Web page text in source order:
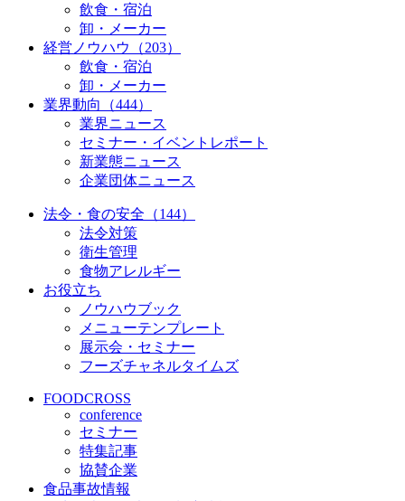
飲食・宿泊
卸・メーカー
経営ノウハウ（203）
飲食・宿泊
卸・メーカー
業界動向（444）
業界ニュース
セミナー・イベントレポート
新業態ニュース
企業団体ニュース
法令・食の安全（144）
法令対策
衛生管理
食物アレルギー
お役立ち
ノウハウブック
メニューテンプレート
展示会・セミナー
フーズチャネルタイムズ
FOODCROSS
conference
セミナー
特集記事
協賛企業
食品事故情報